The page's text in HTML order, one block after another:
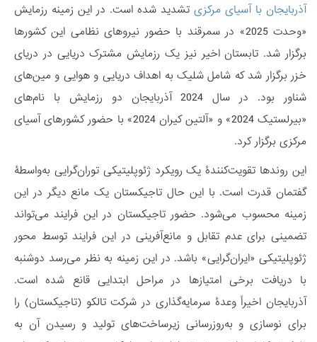
آذربایجان با آسیای مرکزی تشدید شده است. در این زمینه رزمایش
«وحدت 2025» در سمرقند با حضور نیروهای نظامی این کشورها
برگزار شد. تابستان اخیر نیز یک رزمایش مشترک دریایی در دریای
خزر برگزار شد که شامل شلیک به اهداف دریایی و هوایی و مین‌های
شناور بود. در سال 2024 آذربایجان دو رزمایش با نام‌های
«بیرلستیک 2024» و «آلتین کیران 2024» با حضور کشورهای آسیای
مرکزی برگزار کرد.
این روندها تقویت‌کنندۀ یک رویکرد ژئوپلیتیکی توران‌گرایی به‌واسطۀ
گفتمان قدرت است. با این حال تاجیکستان یک مانع دیگر در این
زمینه محسوب می‌شود. حضور تاجیکستان در این فرایند می‌تواند
تضمینی برای عدم تقابل و مانع‌آفرینی در این فرایند توسط محور
ژئوپلیتیکی «ایران‌گرایی» باشد. در این زمینه به نظر می‌رسد دوشنبه
با دریافت برخی امتیازها در مراحل ابتدایی قانع شده است.
آذربایجان اخیراً وعدۀ سرمایه‌گذاری در شرکت تالکو (تاجیکستان) را
برای نوسازی و به‌روزرسانی زیرساخت‌های تولید و رسیدن آن به